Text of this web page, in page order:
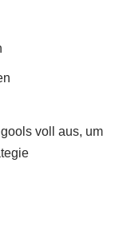
voll aus, um